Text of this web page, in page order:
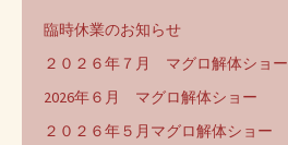
臨時休業のお知らせ
２０２６年７月 マグロ解体ショー
2026年６月 マグロ解体ショー
２０２６年５月マグロ解体ショー